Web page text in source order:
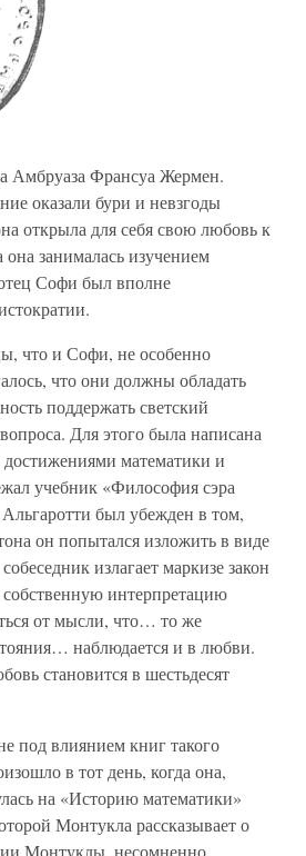
Амбруаза Франсуа Жермен.
оказали бури и невзгоды
открыла для себя свою любовь к
занималась изучением
отец Софи был вполне
что и Софи, не особенно
что они должны обладать
поддержать светский
Для этого была написана
математики и
учебник «Философия сэра
был убежден в том,
он попытался изложить в виде
излагает маркизе закон
собственную интерпретацию
от мысли, что… то же
наблюдается и в любви.
становится в шестьдесят
под влиянием книг такого
в тот день, когда она,
на «Историю математики»
Монтукла рассказывает о
Монтуклы, несомненно,